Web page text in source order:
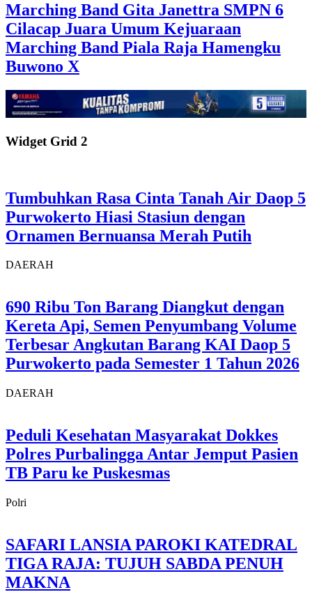
Marching Band Gita Janettra SMPN 6
Cilacap Juara Umum Kejuaraan
Marching Band Piala Raja Hamengku
Buwono X
Widget Grid 2
Tumbuhkan Rasa Cinta Tanah Air Daop 5
Purwokerto Hiasi Stasiun dengan
Ornamen Bernuansa Merah Putih
DAERAH
690 Ribu Ton Barang Diangkut dengan
Kereta Api, Semen Penyumbang Volume
Terbesar Angkutan Barang KAI Daop 5
Purwokerto pada Semester 1 Tahun 2026
DAERAH
Peduli Kesehatan Masyarakat Dokkes
Polres Purbalingga Antar Jemput Pasien
TB Paru ke Puskesmas
Polri
SAFARI LANSIA PAROKI KATEDRAL
TIGA RAJA: TUJUH SABDA PENUH
MAKNA